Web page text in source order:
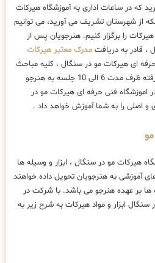
که در ساعات اداری به آموزشگاه هیرکات
از شهرستان تشریف می آورید، می توانیم
را برگزار کنیم. هنرجویان پس از
، قادر به دریافت مدرک معتبر هیرکات
ای هیرکات مو در سنگال ، کلیه مباحث
بصورت مبتدی ، تخصصی و پیشرفته ظرف مدت 6 الی 10 جلسه به هنرجو
فنی حرفه ای هیرکات مو در
و اصلی را به شما آموزش خواهد داد .
هیرکات مو در سنگال ، ابزار و وسیله ها
آموزشی به هنرجویان تحویل داده خواهند
بر عهده هنرجو می باشد. با شرکت در
ابزار و مواد هیرکات به شرح زیر به